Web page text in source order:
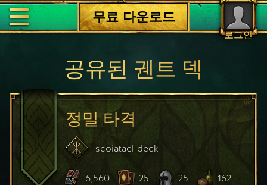
로그인
무료 다운로드
공유된 궨트 덱
정밀 타격
scoiatael deck
6,560 25 25 162